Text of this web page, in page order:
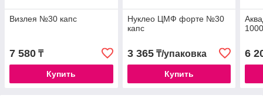
Визлея №30 капс
7 580 ₸
Купить
Нуклео ЦМФ форте №30
капс
3 365₸/упаковка
Купить
6